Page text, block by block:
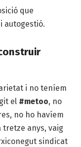
que
autogestió.
i no teníem
el #metoo, no
no ho havíem
tretze anys, vaig
sindicat